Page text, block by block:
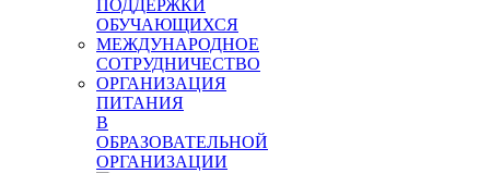
ПОДДЕРЖКИ
ОБУЧАЮЩИХСЯ
МЕЖДУНАРОДНОЕ
СОТРУДНИЧЕСТВО
ОРГАНИЗАЦИЯ
ПИТАНИЯ
В
ОБРАЗОВАТЕЛЬНОЙ
ОРГАНИЗАЦИИ